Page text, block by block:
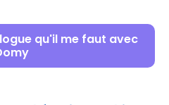
qu'il me faut avec